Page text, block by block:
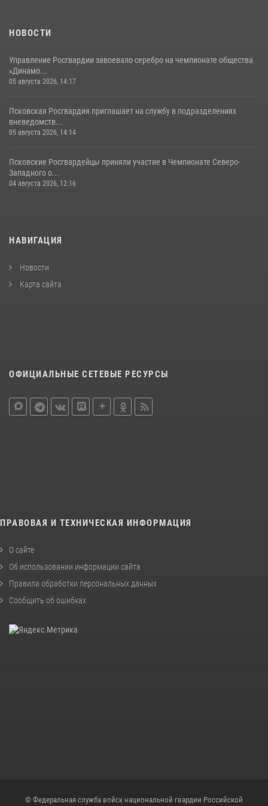
16 июля 2026, 10:24
НОВОСТИ
Управление Росгвардии завоевало серебро на чемпионате общества
«Динамо...
05 августа 2026, 14:17
Псковская Росгвардия приглашает на службу в подразделениях
вневедомств...
05 августа 2026, 14:14
Псковские Росгвардейцы приняли участие в Чемпионате Северо-
Западного о...
04 августа 2026, 12:16
НАВИГАЦИЯ
Новости
Карта сайта
ОФИЦИАЛЬНЫЕ СЕТЕВЫЕ РЕСУРСЫ
ПРАВОВАЯ И ТЕХНИЧЕСКАЯ ИНФОРМАЦИЯ
О сайте
Об использовании информации сайта
Правила обработки персональных данных
Сообщить об ошибках
© Федеральная служба войск национальной гвардии Российской